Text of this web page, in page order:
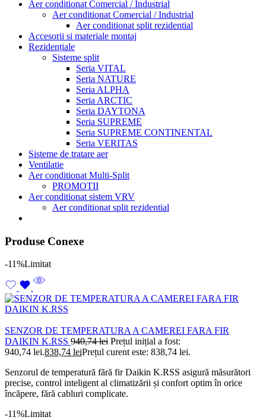
Aer conditionat Comercial / Industrial
Aer conditionat Comercial / Industrial
Aer conditionat split rezidential
Accesorii si materiale montaj
Rezidențiale
Sisteme split
Seria VITAL
Seria NATURE
Seria ALPHA
Seria ARCTIC
Seria DAYTONA
Seria SUPREME
Seria SUPREME CONTINENTAL
Seria VERITAS
Sisteme de tratare aer
Ventilatie
Aer conditionat Multi-Split
PROMOTII
Aer conditionat sistem VRV
Aer conditionat split rezidential
Produse Conexe
-11%Limitat
SENZOR DE TEMPERATURA A CAMEREI FARA FIR
DAIKIN K.RSS 940,74lei Prețul inițial a fost:
940,74 lei.838,74 leiPrețul curent este: 838,74 lei.
Senzorul de temperatură fără fir Daikin K.RSS asigură măsurători
precise, control inteligent al climatizării și confort optim în orice
încăpere, fără cabluri complicate.
-11%Limitat